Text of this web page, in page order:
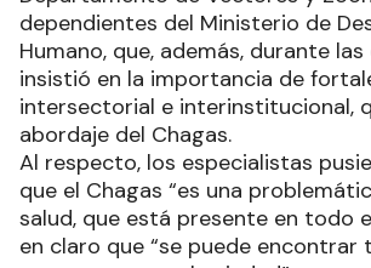
dependientes del Ministerio de
Humano, que, además, durante
insistió en la importancia de
intersectorial e interinstitucional,
abordaje del Chagas.
Al respecto, los especialistas
que el Chagas “es una
salud, que está presente en todo
en claro que “se puede encontrar